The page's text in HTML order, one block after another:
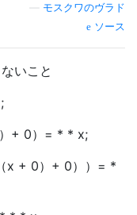
モスクワのヴラド
ソース
いこと
+ 0）= * * x;
+ 0）+ 0））= *